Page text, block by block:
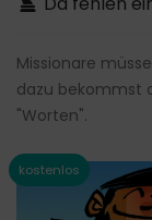
Missionare
dazu bekommst
"Worten".